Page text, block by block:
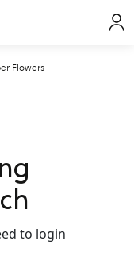
Flowers
to login